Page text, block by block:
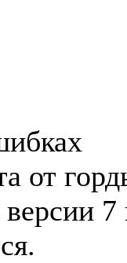
от
версии